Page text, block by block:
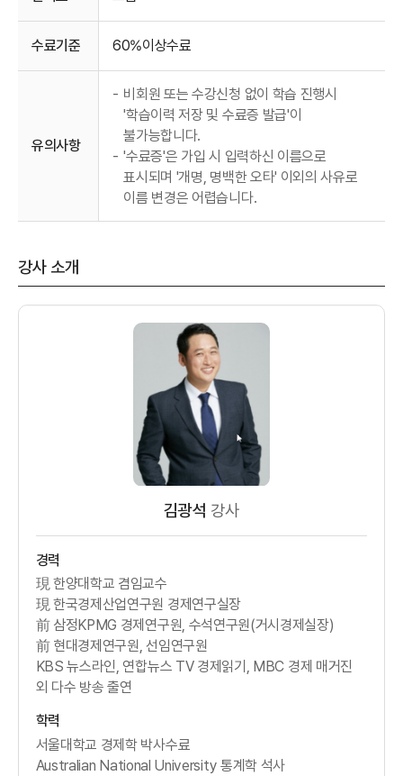
수료기준 60%이상수료
유의사항
- 비회원 또는 수강신청 없이 학습 진행시
'학습이력 저장 및 수료증 발급'이
불가능합니다.
- '수료증'은 가입 시 입력하신 이름으로
표시되며 '개명, 명백한 오타' 이외의 사유로
이름 변경은 어렵습니다.
강사 소개
김광석 강사
경력
現 한양대학교 겸임교수
現 한국경제산업연구원 경제연구실장
前 삼정KPMG 경제연구원, 수석연구원(거시경제실장)
前 현대경제연구원, 선임연구원
KBS 뉴스라인, 연합뉴스 TV 경제읽기, MBC 경제 매거진
외 다수 방송 출연
학력
서울대학교 경제학 박사수료
Australian National University 통계학 석사